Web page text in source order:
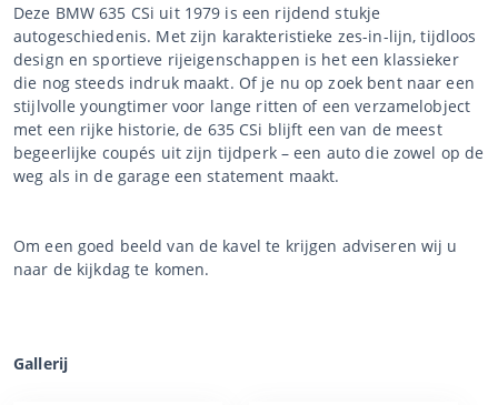
Deze BMW 635 CSi uit 1979 is een rijdend stukje
autogeschiedenis. Met zijn karakteristieke zes-in-lijn, tijdloos
design en sportieve rijeigenschappen is het een klassieker
die nog steeds indruk maakt. Of je nu op zoek bent naar een
stijlvolle youngtimer voor lange ritten of een verzamelobject
met een rijke historie, de 635 CSi blijft een van de meest
begeerlijke coupés uit zijn tijdperk – een auto die zowel op de
weg als in de garage een statement maakt.
Om een goed beeld van de kavel te krijgen adviseren wij u
naar de kijkdag te komen.
Gallerij